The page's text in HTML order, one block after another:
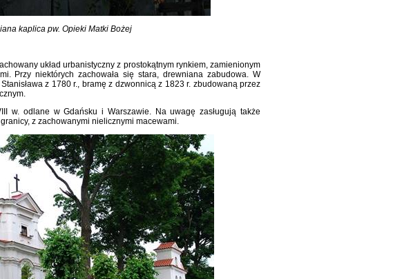
kaplica pw. Opieki Matki Bożej
układ urbanistyczny z prostokątnym rynkiem, zamienionym
Przy niektórych zachowała się stara, drewniana zabudowa. W
z 1780 r., bramę z dzwonnicą z 1823 r. zbudowaną przez
w. odlane w Gdańsku i Warszawie. Na uwagę zasługują także
z zachowanymi nielicznymi macewami.